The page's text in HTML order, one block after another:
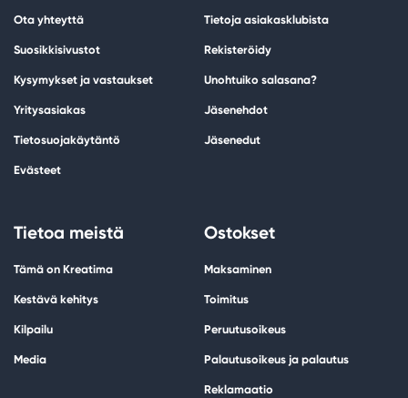
Ota yhteyttä
Suosikkisivustot
Kysymykset ja vastaukset
Yritysasiakas
Tietosuojakäytäntö
Evästeet
Tietoja asiakasklubista
Rekisteröidy
Unohtuiko salasana?
Jäsenehdot
Jäsenedut
Tietoa meistä
Tämä on Kreatima
Kestävä kehitys
Kilpailu
Media
Ostokset
Maksaminen
Toimitus
Peruutusoikeus
Palautusoikeus ja palautus
Reklamaatio